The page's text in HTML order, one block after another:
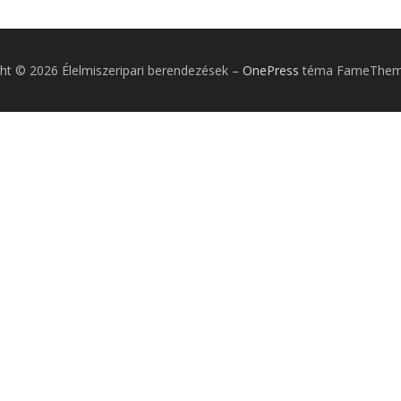
© 2026 Élelmiszeripari berendezések – OnePress téma